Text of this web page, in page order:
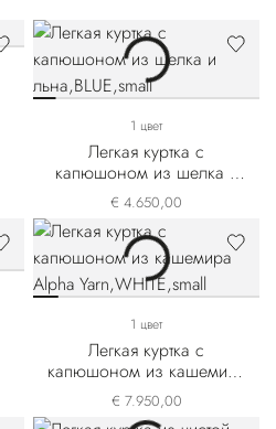
1 цвет
Легкая куртка с
капюшоном из шелка и
льна
€ 4.650,00
1 цвет
Легкая куртка с
капюшоном из кашемира
Alpha Yarn
€ 7.950,00